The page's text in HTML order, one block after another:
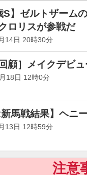
S】ゼルトザーム
ロリスが参戦だ
14日 20時30分
回顧］メイクデビ
18日 12時0分
新馬戦結果】ヘニ
13日 12時59分
注意